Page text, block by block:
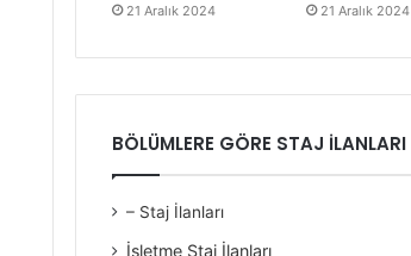
21 Aralık 2024 21 Aralık 2024
BÖLÜMLERE GÖRE STAJ İLANLARI
– Staj İlanları
İşletme Staj İlanları